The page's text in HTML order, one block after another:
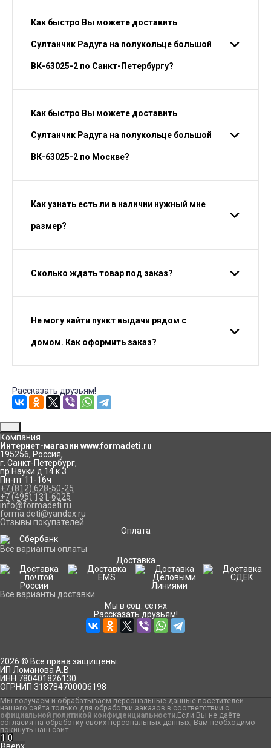
Как быстро Вы можете доставить
Султанчик Радуга на полукольце большой
ВК-63025-2 по Санкт-Петербургу?
Как быстро Вы можете доставить
Султанчик Радуга на полукольце большой
ВК-63025-2 по Москве?
Как узнать есть ли в наличии нужный мне
размер?
Сколько ждать товар под заказ?
Не могу найти пункт выдачи рядом с
домом. Как оформить заказ?
Рассказать друзьям!
Компания
Интернет-магазин www.formadeti.ru
195256, Россия,
г. Санкт-Петербург,
пр.Науки д.14 к.3
Пн-пт 11-16ч
+7 (812) 628-50-25
+7 (495) 131-6025
info@formadeti.ru
forma.deti@yandex.ru
Отзывы покупателей
Оплата
Все варианты оплаты
Доставка
Все варианты доставки
Мы в соц. сетях
Рассказать друзьям!
2026 © Все права защищены.
ИП Ломанова А.В.
ИНН 780401826130
ОГРНИП 318784700006198
Мы получаем и обрабатываем персональные данные посетителей
нашего сайта только для обработки заказов в соответствии с
официальной политикой конфиденциальности.Если Вы не даёте
согласия на обработку своих персональных данных, Вам необходимо
покинуть наш сайт.
1 0